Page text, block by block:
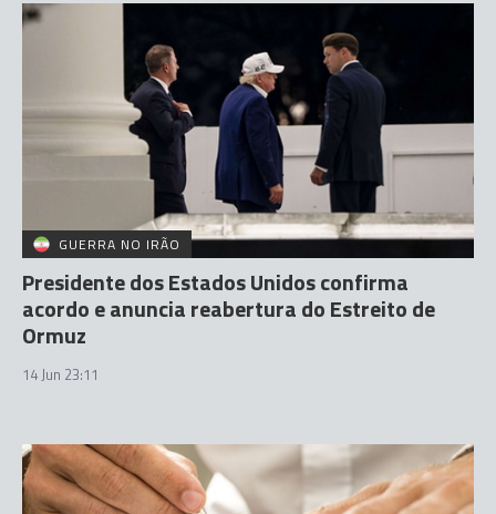
GUERRA NO IRÃO
Presidente dos Estados Unidos confirma
acordo e anuncia reabertura do Estreito de
Ormuz
14 Jun 23:11